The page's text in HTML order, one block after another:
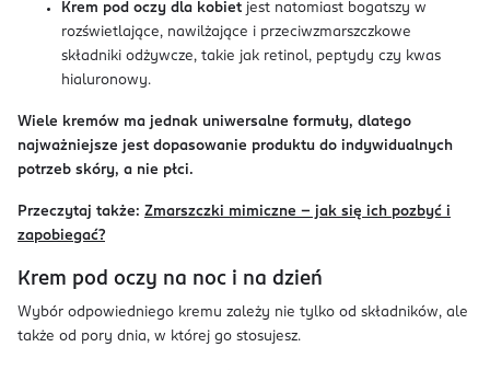
Krem pod oczy dla kobiet jest natomiast bogatszy w
rozświetlające, nawilżające i przeciwzmarszczkowe
składniki odżywcze, takie jak retinol, peptydy czy kwas
hialuronowy.
Wiele kremów ma jednak uniwersalne formuły, dlatego
najważniejsze jest dopasowanie produktu do indywidualnych
potrzeb skóry, a nie płci.
Przeczytaj także: Zmarszczki mimiczne – jak się ich pozbyć i
zapobiegać?
Krem pod oczy na noc i na dzień
Wybór odpowiedniego kremu zależy nie tylko od składników, ale
także od pory dnia, w której go stosujesz.